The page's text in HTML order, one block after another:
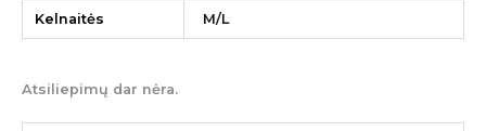
Kelnaitės M/L
Atsiliepimų dar nėra.